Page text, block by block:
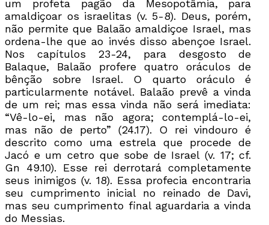
um profeta pagão da Mesopotâmia, para
amaldiçoar os israelitas (v. 5-8). Deus, porém,
não permite que Balaão amaldiçoe Israel, mas
ordena-lhe que ao invés disso abençoe Israel.
Nos capítulos 23-24, para desgosto de
Balaque, Balaão profere quatro oráculos de
bênção sobre Israel. O quarto oráculo é
particularmente notável. Balaão prevê a vinda
de um rei; mas essa vinda não será imediata:
“Vê-lo-ei, mas não agora; contemplá-lo-ei,
mas não de perto” (24.17). O rei vindouro é
descrito como uma estrela que procede de
Jacó e um cetro que sobe de Israel (v. 17; cf.
Gn 49.10). Esse rei derrotará completamente
seus inimigos (v. 18). Essa profecia encontraria
seu cumprimento inicial no reinado de Davi,
mas seu cumprimento final aguardaria a vinda
do Messias.